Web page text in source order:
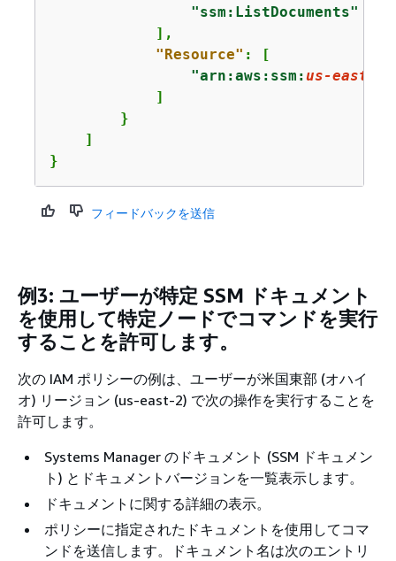
"ssm:ListDocuments"
            ],
"Resource" : [
"arn:aws:ssm:us-east-1
            ]
        }
    ]
}
フィードバックを送信
例3: ユーザーが特定 SSM ドキュメント
を使用して特定ノードでコマンドを実行
することを許可します。
次の IAM ポリシーの例は、ユーザーが米国東部 (オハイ
オ) リージョン (us-east-2) で次の操作を実行することを
許可します。
Systems Manager のドキュメント (SSM ドキュメン
ト) とドキュメントバージョンを一覧表示します。
ドキュメントに関する詳細の表示。
ポリシーに指定されたドキュメントを使用してコマ
ンドを送信します。ドキュメント名は次のエントリ